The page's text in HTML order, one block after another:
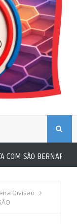
SÃO BERNARDO
Divisão